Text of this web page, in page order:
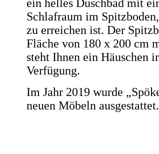
ein helles Duschbad mit
Schlafraum im
zu erreichen ist. Der
Fläche von 180 x 200 cm
steht Ihnen ein Häuschen
Verfügung.
Im Jahr 2019 wurde
neuen Möbeln ausgestattet.